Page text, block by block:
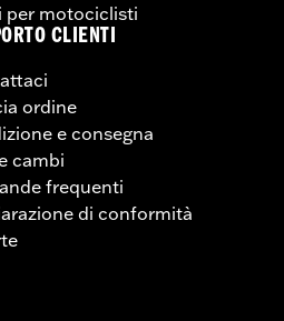
per motociclisti
CLIENTI
ordine
e consegna
cambi
frequenti
di conformità